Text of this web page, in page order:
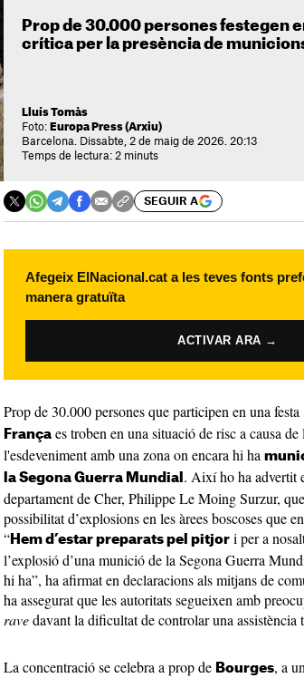
Prop de 30.000 persones festegen
crítica per la presència de
Lluís Tomàs
Foto: Europa Press (Arxiu)
Barcelona. Dissabte, 2 de maig de 2026. 20:13
Temps de lectura: 2 minuts
SEGUIR A
Afegeix ElNacional.cat a les teves fonts
manera gratuïta
ACTIVAR ARA →
Prop de 30.000 persones que participen en una festa
França es troben en una situació de risc a causa
l'esdeveniment amb una zona on encara hi ha
la Segona Guerra Mundial . Així ho ha advertit
departament de Cher, Philippe Le Moing Surzur,
possibilitat d’explosions en les àrees boscoses que
“ Hem d’estar preparats pel pitjor i per a
l’explosió d’una munició de la Segona Guerra
hi ha”, ha afirmat en declaracions als mitjans de
ha assegurat que les autoritats segueixen amb
ravedavant la dificultat de controlar una assistència
La concentració se celebra a prop de Bourges, a